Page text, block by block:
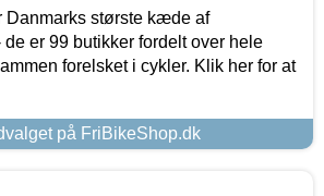
Danmarks største kæde af
er 99 butikker fordelt over hele
forelsket i cykler. Klik her for at
på FriBikeShop.dk